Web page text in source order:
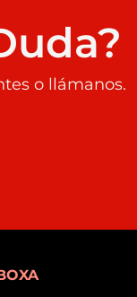
o llámanos.